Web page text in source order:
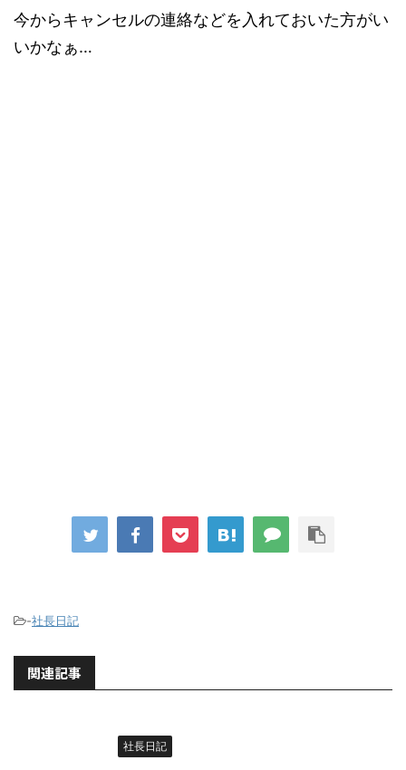
今からキャンセルの連絡などを入れておいた方がい
いかなぁ…
-社長日記
関連記事
社長日記